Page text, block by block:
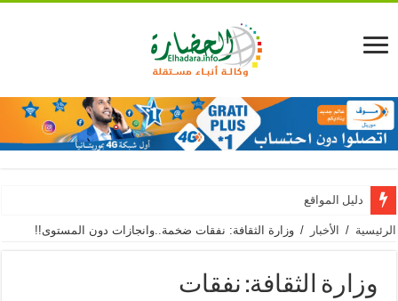
دليل المواقع
الرئيسية / الأخبار / وزارة الثقافة: نفقات ضخمة..وانجازات دون المستوى!!
وزارة الثقافة: نفقات